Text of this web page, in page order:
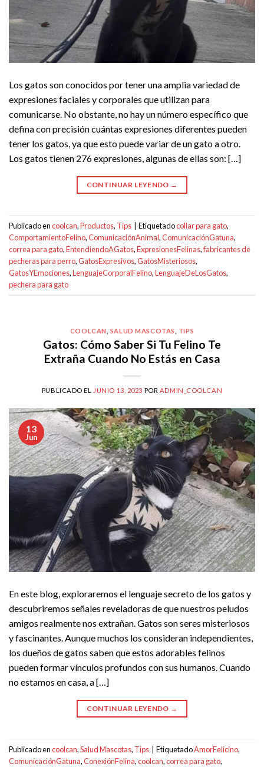
Los gatos son conocidos por tener una amplia variedad de
expresiones faciales y corporales que utilizan para
comunicarse. No obstante, no hay un número específico que
defina con precisión cuántas expresiones diferentes pueden
tener los gatos, ya que esto puede variar de un gato a otro.
Los gatos tienen 276 expresiones, algunas de ellas son: […]
CONTINUAR LEYENDO →
Publicado encoolcan,Productos, Tips | Etiquetadocollar para gato,
ComportamientoFelino,ComunicaciónAnimal,ComunicaciónGatuna,
correa para gato,EntendiendoAGatos,ExpresionesFelinas,fabricantes de
pecheras para perro,GatosExpresivos,GatosMisteriosos,
GatosYEmociones,LenguajeCorporalFelino,LenguajeDeLosGatos,
pechera para gato
COOLCAN SALUD MASCOTAS TIPS
Gatos: Cómo Saber Si Tu Felino Te
Extraña Cuando No Estás en Casa
PUBLICADO EL JUNIO 13, 2023 POR ADMIN_COOLCAN
13
Jun
En este blog, exploraremos el lenguaje secreto de los gatos y
descubriremos señales reveladoras de que nuestros peludos
amigos realmente nos extrañan. Gatos son seres misteriosos
y fascinantes. Aunque muchos los consideran independientes,
los dueños de gatos saben que estos adorables felinos
pueden formar vínculos profundos con sus humanos. Cuando
no estamos en casa, a […]
CONTINUAR LEYENDO →
Publicado encoolcan,Salud Mascotas, Tips EtiquetadoAmorFelicino,
ComunicaciónGatuna,ConexiónFelina,coolcan,correa para gato,